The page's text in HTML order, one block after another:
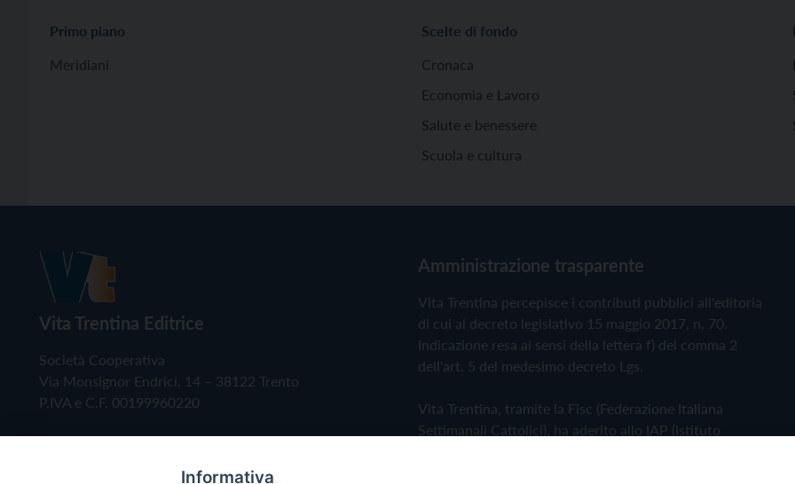
Primo piano
Meridiani
Scelte di fondo
Cronaca
Economia e Lavoro
Salute e benessere
Scuola e cultura
Vita Trentina Editrice
Società Cooperativa
Via Monsignor Endrici, 14 – 38122 Trento
P.IVA e C.F. 00199960220
Amministrazione trasparente
Vita Trentina percepisce i contributi pubblici all'editoria
di cui al decreto legislativo 15 maggio 2017, n. 70.
Indicazione resa ai sensi della lettera f) del comma 2
dell'art. 5 del medesimo decreto Lgs.
Vita Trentina, tramite la Fisc (Federazione Italiana
Settimanali Cattolici), ha aderito allo IAP (Istituto
Informativa